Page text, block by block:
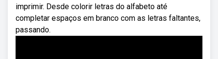
imprimir. Desde colorir letras do alfabeto até
completar espaços em branco com as letras faltantes,
passando.